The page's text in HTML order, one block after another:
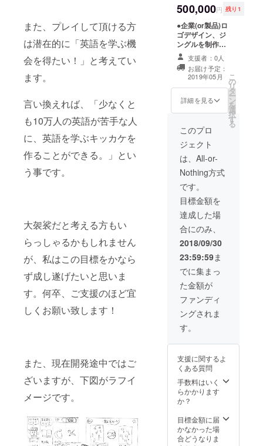
また、プレイして頂ける方
は潜在的に「英語を学ぶ機
会を得たい！」と考えてい
ます。
言い換えれば、「少なくと
も10万人の英語が苦手な人
に、英語を学ぶキッカケを
作ることができる。」とい
う事です。
大袈裟だと考える方もい
らっしゃるかもしれません
が、私はこの目標をかなら
ず成し遂げたいと思いま
す。何卒、ご支援のほど宜
しくお願い致します！
また、現在開発途中ではご
ざいますが、下図がラフイ
メージです。
ンテンツをお届
けします。 ●オ
リジナルソング
を制作致しま
す。 ワンコーラ
ス分。感謝の気
持ちを込めて作
ります。 内容応
相談（イベント
まで様々なシー
ンに合わせて御
す！） ゲーム内
の視聴コー
ナー、サントラ
CDに収録しま
す。 ●歌に合う
イメージのＣＤ
ジャケットを制
作致します。
500,000円 残り1
●企業(or製品)ロ
ゴデザイン、ジ
ングルを制作致
します。 内容応
相談支援者：0人
お届け予定：
2019年05月
詳細を見る
こ
の
リ
タ
ー
ン
を
選
択
す
る
このプロ
ジェクト
は、All-or-
Nothing方式
です。
目標金額を
達成した場
合にのみ、
2018/09/30
23:59:59ま
でに集まっ
た金額が
ファンディ
ングされま
す。
支援に関するよ
くある質問
手数料はいく
らかかります
か？
目標金額に届
かなかった場
合どうなりま